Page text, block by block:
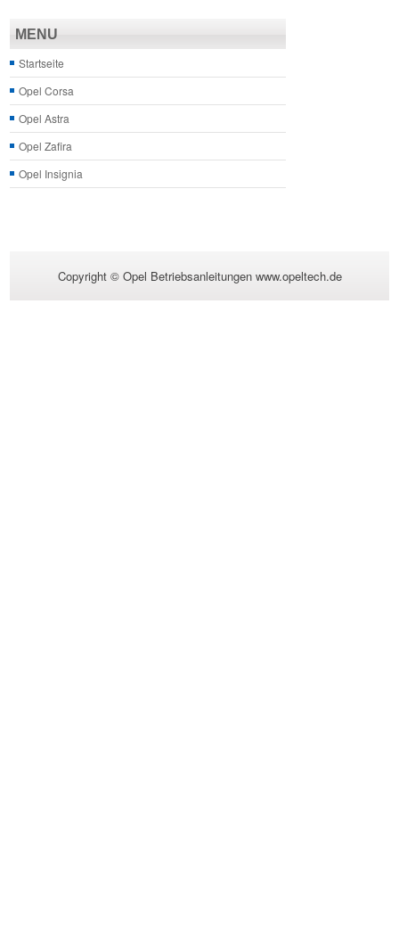
MENU
Startseite
Opel Corsa
Opel Astra
Opel Zafira
Opel Insignia
Copyright © Opel Betriebsanleitungen www.opeltech.de